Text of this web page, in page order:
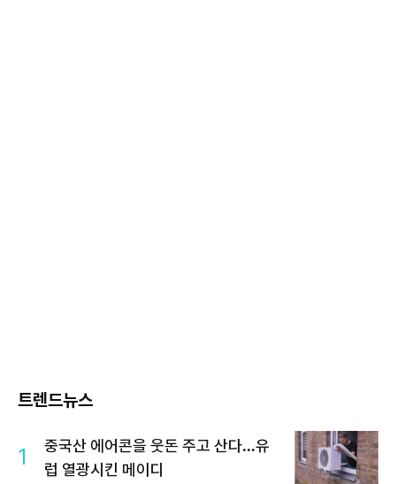
트렌드뉴스
1
중국산 에어콘을 웃돈 주고 산다...유
럽 열광시킨 메이디